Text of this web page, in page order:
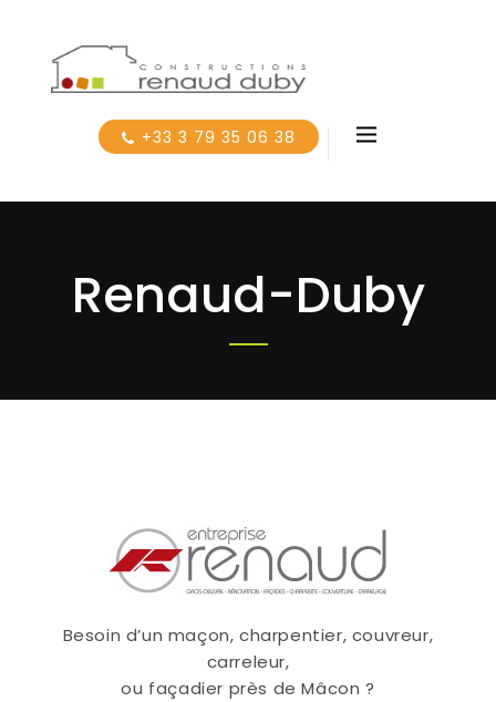
+33 3 79 35 06 38
Renaud-Duby
Besoin d’un maçon, charpentier, couvreur,
carreleur,
ou façadier près de Mâcon ?